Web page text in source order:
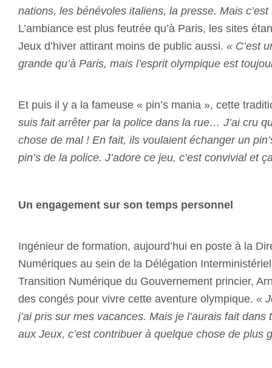
nations, les bénévoles italiens, la presse. Mais
L’ambiance est plus feutrée qu’à Paris, les sites
Jeux d’hiver attirant moins de public aussi. « C’est
grande qu’à Paris, mais l’esprit olympique est
Et puis il y a la fameuse « pin’s mania », cette
suis fait arrêter par la police dans la rue… J’ai cru
chose de mal ! En fait, ils voulaient échanger un
pin’s de la police. J’adore ce jeu, c’est convivial et
Un engagement sur son temps personnel
Ingénieur de formation, aujourd’hui en poste à la
Numériques au sein de la Délégation
Transition Numérique du Gouvernement princier,
des congés pour vivre cette aventure olympique. «
j’ai pris sur mes vacances. Mais je l’aurais fait
aux Jeux, c’est contribuer à quelque chose de plus